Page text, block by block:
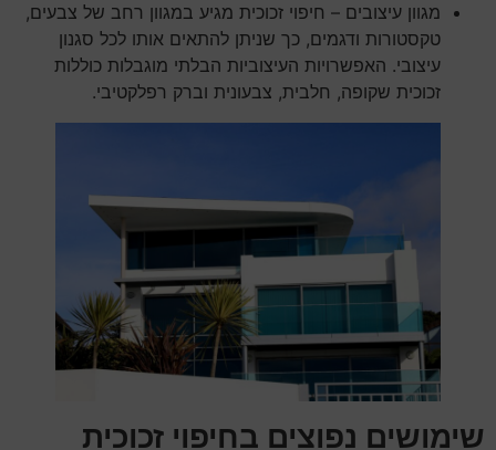
מגוון עיצובים – חיפוי זכוכית מגיע במגוון רחב של צבעים,
טקסטורות ודגמים, כך שניתן להתאים אותו לכל סגנון
עיצובי. האפשרויות העיצוביות הבלתי מוגבלות כוללות
זכוכית שקופה, חלבית, צבעונית וברק רפלקטיבי.
שימושים נפוצים בחיפוי זכוכית